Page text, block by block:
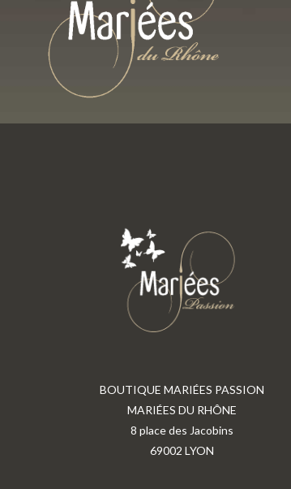
BOUTIQUE MARIÉES PASSION
MARIÉES DU RHÔNE
8 place des Jacobins
69002 LYON